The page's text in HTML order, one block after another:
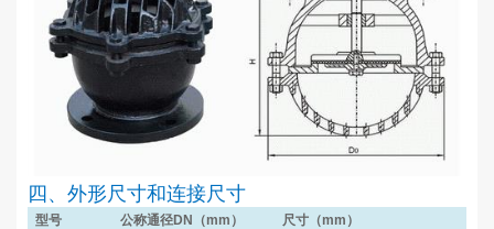
四、外形尺寸和连接尺寸
型号 公称通径DN （mm ） 尺寸（mm ）